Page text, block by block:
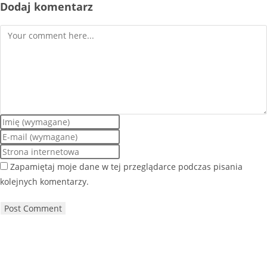
Dodaj komentarz
Zapamiętaj moje dane w tej przeglądarce podczas pisania
kolejnych komentarzy.